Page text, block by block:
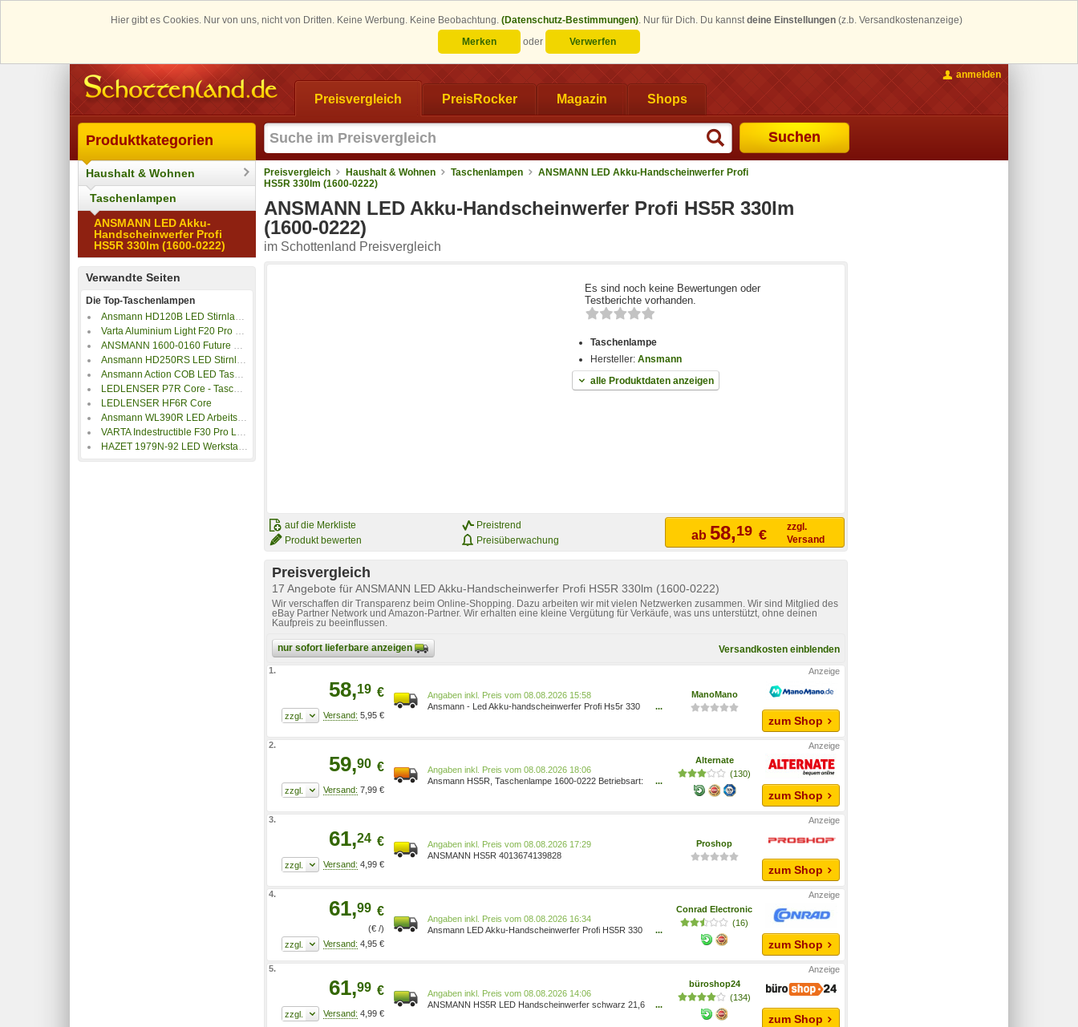
Hier gibt es Cookies. Nur von uns, nicht von Dritten. Keine Werbung. Keine Beobachtung. (Datenschutz-Bestimmungen). Nur für Dich. Du kannstdeine Einstellungen (z.b. Versandkostenanzeige)
Merken
oder Verwerfen
Preisvergleich PreisRocker Magazin Shops
Suchen
anmelden
Produktkategorien
Haushalt & Wohnen
Taschenlampen
ANSMANN LED Akku-
Handscheinwerfer Profi
HS5R 330lm (1600-0222)
Verwandte Seiten
Die Top-Taschenlampen
Ansmann HD120B LED Stirnlampe batteriebetrieben 125lm 15h
Varta Aluminium Light F20 Pro LED Taschenlampe batteriebetrieben 250lm 35h
ANSMANN 1600-0160 Future T120 Penlight batteriebetrieben LED 115mm Schwarz
Ansmann HD250RS LED Stirnlampe akkubetrieben 250lm
Ansmann Action COB LED Taschenlampe batteriebetrieben 175lm 6h
LEDLENSER P7R Core - Taschenlampe ZB.502181
LEDLENSER HF6R Core
Ansmann WL390R LED Arbeitsleuchte akkubetrieben 385lm 186g
VARTA Indestructible F30 Pro LED Taschenlampe batteriebetrieben 650lm 363g
HAZET 1979N-92 LED Werkstattleuchte
Preisvergleich Haushalt & Wohnen Taschenlampen
ANSMANN LED Akku-Handscheinwerfer Profi
HS5R 330lm (1600-0222)
ANSMANN LED Akku-Handscheinwerfer Profi HS5R 330lm
(1600-0222)
im Schottenland Preisvergleich
Es sind noch keine Bewertungen oder
Testberichte vorhanden.
Taschenlampe
Hersteller:Ansmann
alle Produktdaten anzeigen
auf die Merkliste
Produkt bewerten
Preistrend
Preisüberwachung
ab 58,19 €
zzgl.
Versand
Preisvergleich
17 Angebote für ANSMANN LED Akku-Handscheinwerfer Profi HS5R 330lm (1600-0222)
Wir verschaffen dir Transparenz beim Online-Shopping. Dazu arbeiten wir mit vielen Netzwerken zusammen. Wir sind Mitglied des
eBay Partner Network und Amazon-Partner. Wir erhalten eine kleine Vergütung für Verkäufe, was uns unterstützt, ohne deinen
Kaufpreis zu beeinflussen.
nur sofort lieferbare anzeigen Versandkosten einblenden
1.
58,19 €
5,95 €
Preis vom 08.08.2026 15:58
Ansmann - Led Akku-handscheinwerfer Profi Hs5r 330
...
ManoMano
zum Shop
2.
59,90 €
7,99 €
Preis vom 08.08.2026 18:06
Ansmann HS5R, Taschenlampe 1600-0222 Betriebsart:
...
Alternate
(130)
zum Shop
3.
61,24 €
4,99 €
Preis vom 08.08.2026 17:29
ANSMANN HS5R 4013674139828
Proshop
zum Shop
4.
61,99 €
(€ /)
4,95 €
Preis vom 08.08.2026 16:34
Ansmann LED Akku-Handscheinwerfer Profi HS5R 330
...
Conrad Electronic
(16)
zum Shop
5.
61,99 €
4,99 €
Preis vom 08.08.2026 14:06
ANSMANN HS5R LED Handscheinwerfer schwarz 21,6
...
büroshop24
(134)
zum Shop